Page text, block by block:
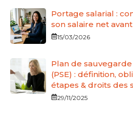
Portage salarial :
son salaire net
15/03/2026
Plan de
(PSE) : définition,
étapes & droits des
29/11/2025